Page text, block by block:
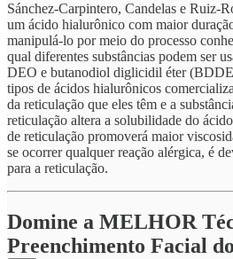
Sánchez-Carpintero, Candelas e Ruiz-
um ácido hialurônico com maior
manipulá-lo por meio do processo
qual diferentes substâncias podem ser
DEO e butanodiol diglicidil éter
tipos de ácidos hialurônicos
da reticulação que eles têm e a
reticulação altera a solubilidade do
de reticulação promoverá maior
se ocorrer qualquer reação alérgica, é
para a reticulação.
Domine a MELHOR
Preenchimento Facial